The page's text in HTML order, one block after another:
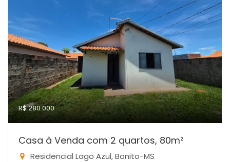
R$ 280.000
Casa à Venda com 2 quartos, 80m²
Residencial Lago Azul, Bonito-MS